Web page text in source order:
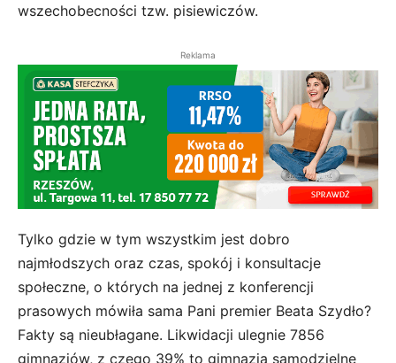
wszechobecności tzw. pisiewiczów.
Reklama
Tylko gdzie w tym wszystkim jest dobro
najmłodszych oraz czas, spokój i konsultacje
społeczne, o których na jednej z konferencji
prasowych mówiła sama Pani premier Beata Szydło?
Fakty są nieubłagane. Likwidacji ulegnie 7856
gimnazjów, z czego 39% to gimnazja samodzielne